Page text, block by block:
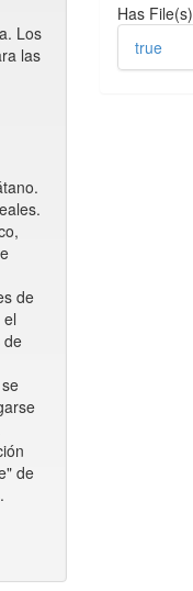
Los
las
de
de
de
Has File(s)
true